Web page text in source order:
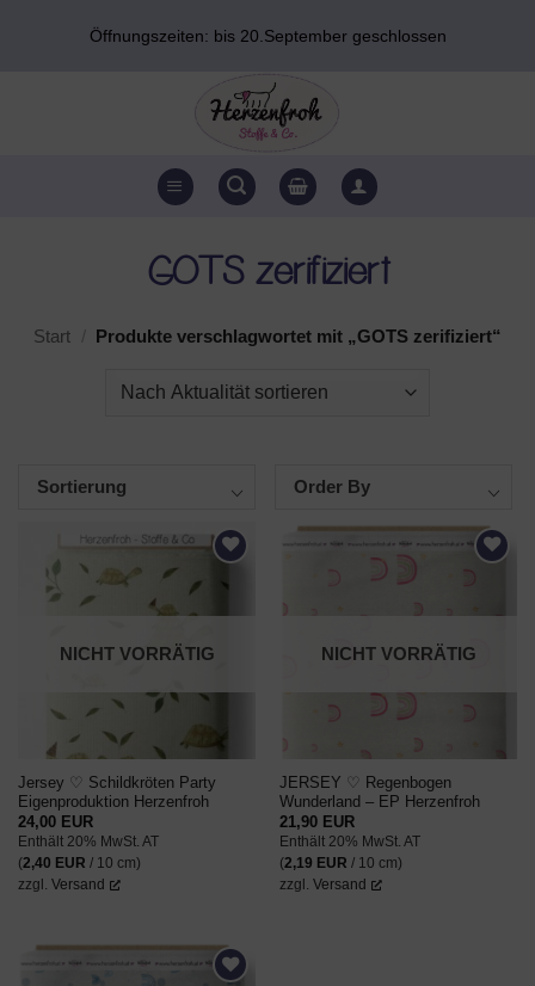
Öffnungszeiten: bis 20.September geschlossen
GOTS zerifiziert
Start Produkte verschlagwortet mit „GOTS zerifiziert“
Sortierung Order By
AUF DEN
WUNSCHZETTEL
NICHT VORRÄTIG
Jersey ♡ Schildkröten Party
Eigenproduktion Herzenfroh
24,00 EUR
Enthält 20% MwSt. AT
(2,40 EUR / 10 cm)
zzgl. Versand
WUNSCHZETTEL
NICHT VORRÄTIG
JERSEY ♡ Regenbogen
Wunderland – EP Herzenfroh
21,90 EUR
Enthält 20% MwSt. AT
(2,19 EUR / 10 cm)
zzgl. Versand